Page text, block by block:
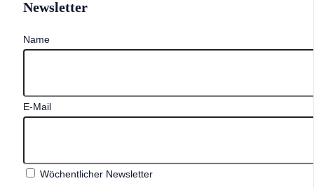
Newsletter
Name
E-Mail
Wöchentlicher Newsletter